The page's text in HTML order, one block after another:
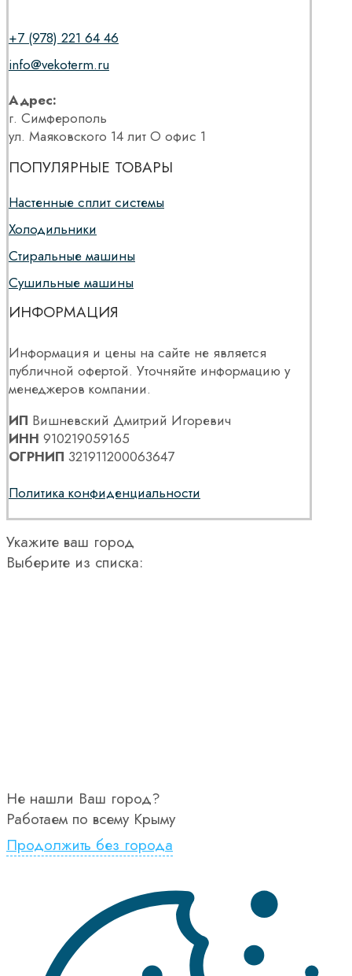
+7 (978) 221 64 46
info@vekoterm.ru
Адрес:
г. Симферополь
ул. Маяковского 14 лит О офис 1
ПОПУЛЯРНЫЕ ТОВАРЫ
Настенные сплит системы
Холодильники
Стиральные машины
Сушильные машины
ИНФОРМАЦИЯ
Информация и цены на сайте не является
публичной офертой. Уточняйте информацию у
менеджеров компании.
ИП Вишневский Дмитрий Игоревич
ИНН 910219059165
ОГРНИП 321911200063647
Политика конфиденциальности
Укажите ваш город
Выберите из списка:
Не нашли Ваш город?
Работаем по всему Крыму
Продолжить без города